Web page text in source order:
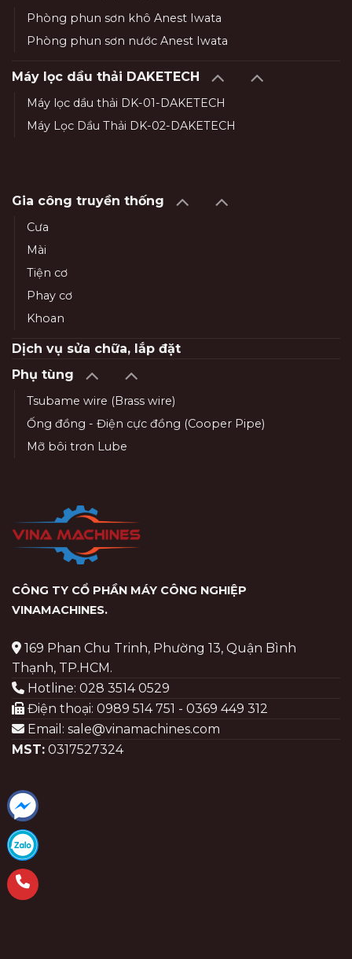
Phòng phun sơn khô Anest Iwata
Phòng phun sơn nước Anest Iwata
Máy lọc dầu thải DAKETECH
Máy lọc dầu thải DK-01-DAKETECH
Máy Lọc Dầu Thải DK-02-DAKETECH
Gia công truyền thống
Cưa
Mài
Tiện cơ
Phay cơ
Khoan
Dịch vụ sửa chữa, lắp đặt
Phụ tùng
Tsubame wire (Brass wire)
Ống đồng - Điện cực đồng (Cooper Pipe)
Mỡ bôi trơn Lube
CÔNG TY CỔ PHẦN MÁY CÔNG NGHIỆP
VINAMACHINES.
169 Phan Chu Trinh, Phường 13, Quận Bình
Thạnh, TP.HCM.
Hotline: 028 3514 0529
Điện thoại: 0989 514 751 - 0369 449 312
Email: sale@vinamachines.com
MST: 0317527324